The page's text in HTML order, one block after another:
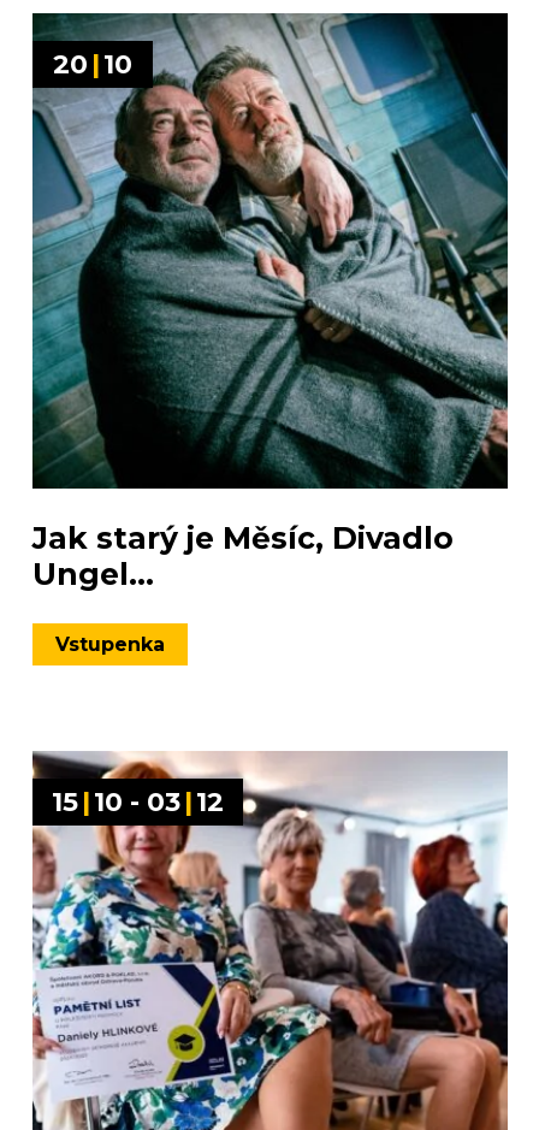
20 |10
Jak starý je Měsíc, Divadlo
Ungel...
Vstupenka
15 |10 - 03 |12